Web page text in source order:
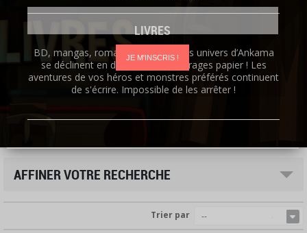
JE M'INSCRIS !
LIVRES
BD, mangas, romans, artbooks : les univers d’Ankama
se déclinent en de nombreux ouvrages papier ! Les
aventures de vos héros et monstres préférés continuent
de s'écrire. Impossible de les arrêter !
AFFINER VOTRE RECHERCHE
Trier par --